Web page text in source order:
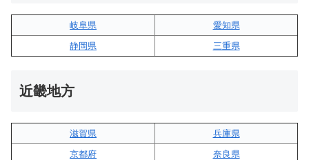
岐阜県
愛知県
静岡県
三重県
近畿地方
滋賀県
兵庫県
京都府
奈良県